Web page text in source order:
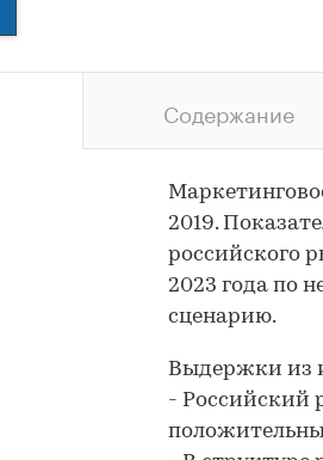
Содержание
2019.
российского
2023 года по
сценарию.
Выдержки из
- Российский